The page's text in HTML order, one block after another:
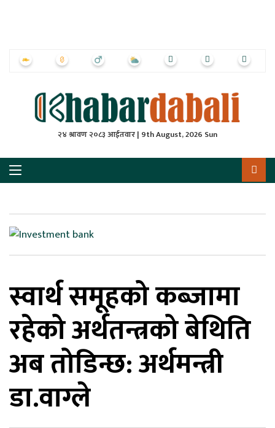
२४ श्रावण २०८३ आईतवार | 9th August, 2026 Sun
स्वार्थ समूहको कब्जामा
रहेको अर्थतन्त्रको बेथिति
अब तोडिन्छ: अर्थमन्त्री
डा.वाग्ले